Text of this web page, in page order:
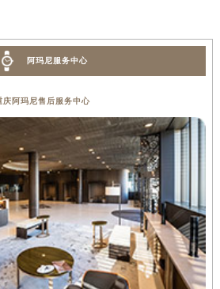
阿玛尼服务中心
庆阿玛尼售后服务中心